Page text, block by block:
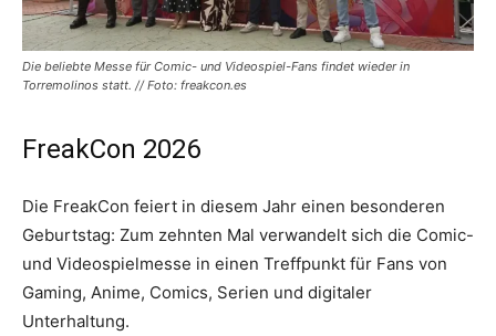
Die beliebte Messe für Comic- und Videospiel-Fans findet wieder in
Torremolinos statt. // Foto: freakcon.es
FreakCon 2026
Die FreakCon feiert in diesem Jahr einen besonderen
Geburtstag: Zum zehnten Mal verwandelt sich die Comic-
und Videospielmesse in einen Treffpunkt für Fans von
Gaming, Anime, Comics, Serien und digitaler
Unterhaltung.